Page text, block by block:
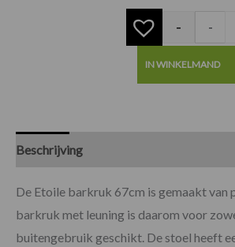
- -
IN WINKELMAND
Beschrijving
De Etoile barkruk 67cm is gemaakt van
barkruk met leuning is daarom voor
buitengebruik geschikt. De stoel heeft